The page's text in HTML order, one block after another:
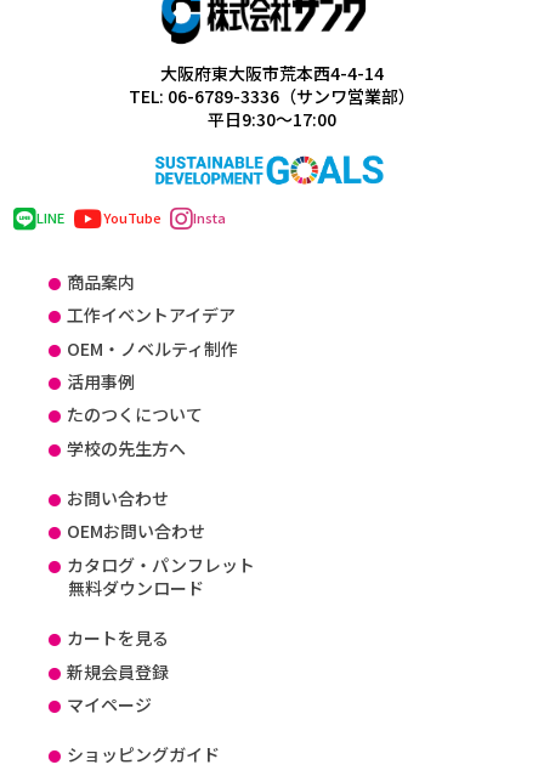
大阪府東大阪市荒本西4-4-14
TEL: 06-6789-3336（サンワ営業部）
平日9:30～17:00
LINE YouTube Insta
商品案内
工作イベントアイデア
OEM・ノベルティ制作
活用事例
たのつくについて
学校の先生方へ
お問い合わせ
OEMお問い合わせ
カタログ・パンフレット
無料ダウンロード
カートを見る
新規会員登録
マイページ
ショッピングガイド